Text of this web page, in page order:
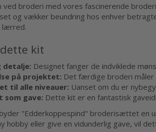
ved broderi med vores fascinerende
og vækker beundring hos enhver
lærred.
kit
detalje: Designet fanger de indviklede
på projektet: Det færdige broderi måler
til alle niveauer: Uanset om du er
som gave: Dette kit er en fantastisk
"Edderkoppespind" broderisættet en
hobby eller give en vidunderlig gave, vil